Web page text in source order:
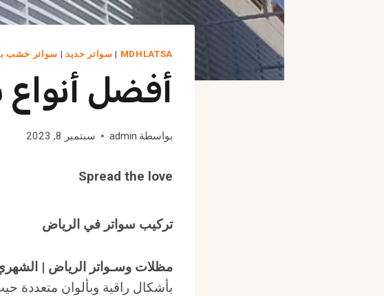
MDHLATSA
| سواتر حديد| سواتر خشب
أفضل
بواسطة admin سبتمبر 8, 2023
Spread the love
تركيب سواتر في الرياض
مظلات وسـواتر الرياض |
بأشكال راقية وبألوان متعددة